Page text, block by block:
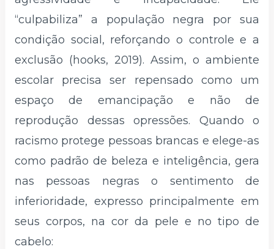
“culpabiliza” a população negra por sua
condição social, reforçando o controle e a
exclusão (hooks, 2019). Assim, o ambiente
escolar precisa ser repensado como um
espaço de emancipação e não de
reprodução dessas opressões. Quando o
racismo protege pessoas brancas e elege-as
como padrão de beleza e inteligência, gera
nas pessoas negras o sentimento de
inferioridade, expresso principalmente em
seus corpos, na cor da pele e no tipo de
cabelo: